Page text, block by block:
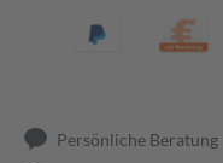
Persönliche Beratung